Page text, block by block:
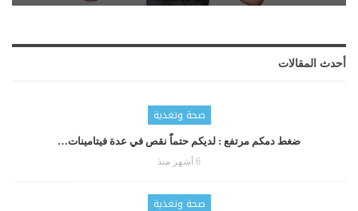
أحدث المقالات
صحة وتغذية
ضغط دمكم مرتفع : لديكم حتماّ نقص في عدة فيتامينات…
6 أشهر منذ
صحة وتغذية